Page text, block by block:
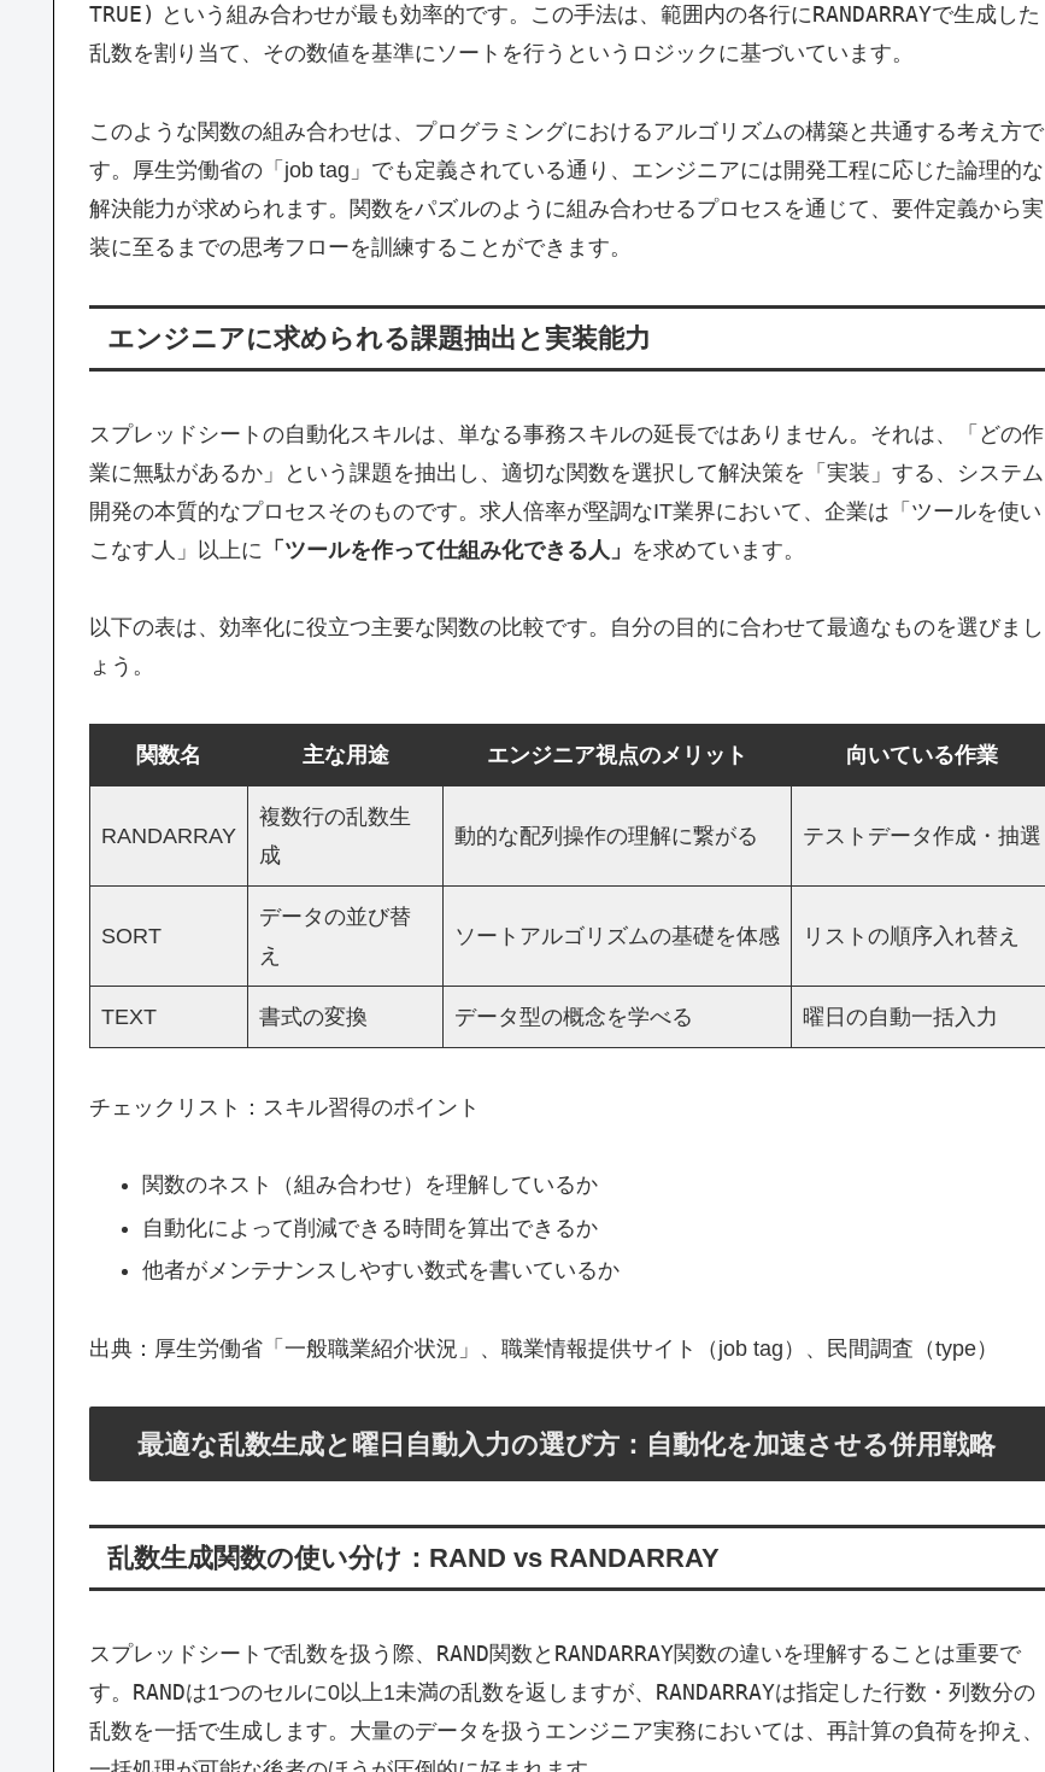
TRUE) という組み合わせが最も効率的です。この手法は、範囲内の各行にRANDARRAYで生成した
乱数を割り当て、その数値を基準にソートを行うというロジックに基づいています。
このような関数の組み合わせは、プログラミングにおけるアルゴリズムの構築と共通する考え方で
す。厚生労働省の「job tag」でも定義されている通り、エンジニアには開発工程に応じた論理的な
解決能力が求められます。関数をパズルのように組み合わせるプロセスを通じて、要件定義から実
装に至るまでの思考フローを訓練することができます。
エンジニアに求められる課題抽出と実装能力
スプレッドシートの自動化スキルは、単なる事務スキルの延長ではありません。それは、「どの作
業に無駄があるか」という課題を抽出し、適切な関数を選択して解決策を「実装」する、システム
開発の本質的なプロセスそのものです。求人倍率が堅調なIT業界において、企業は「ツールを使い
こなす人」以上に 「ツールを作って仕組み化できる人」 を求めています。
以下の表は、効率化に役立つ主要な関数の比較です。自分の目的に合わせて最適なものを選びまし
ょう。
関数名 主な用途 エンジニア視点のメリット 向いている作業
RANDARRAY
複数行の乱数生
成
動的な配列操作の理解に繋がる テストデータ作成・抽選
SORT
データの並び替
え
ソートアルゴリズムの基礎を体感 リストの順序入れ替え
TEXT 書式の変換 データ型の概念を学べる 曜日の自動一括入力
チェックリスト：スキル習得のポイント
関数のネスト（組み合わせ）を理解しているか
自動化によって削減できる時間を算出できるか
他者がメンテナンスしやすい数式を書いているか
出典：厚生労働省「一般職業紹介状況」、職業情報提供サイト（job tag）、民間調査（type）
最適な乱数生成と曜日自動入力の選び方：自動化を加速させる併用戦略
乱数生成関数の使い分け：RAND vs RANDARRAY
スプレッドシートで乱数を扱う際、 RAND関数と RANDARRAY関数の違いを理解することは重要で
す。 RANDは1つのセルに0以上1未満の乱数を返しますが、 RANDARRAYは指定した行数・列数分の
乱数を一括で生成します。大量のデータを扱うエンジニア実務においては、再計算の負荷を抑え、